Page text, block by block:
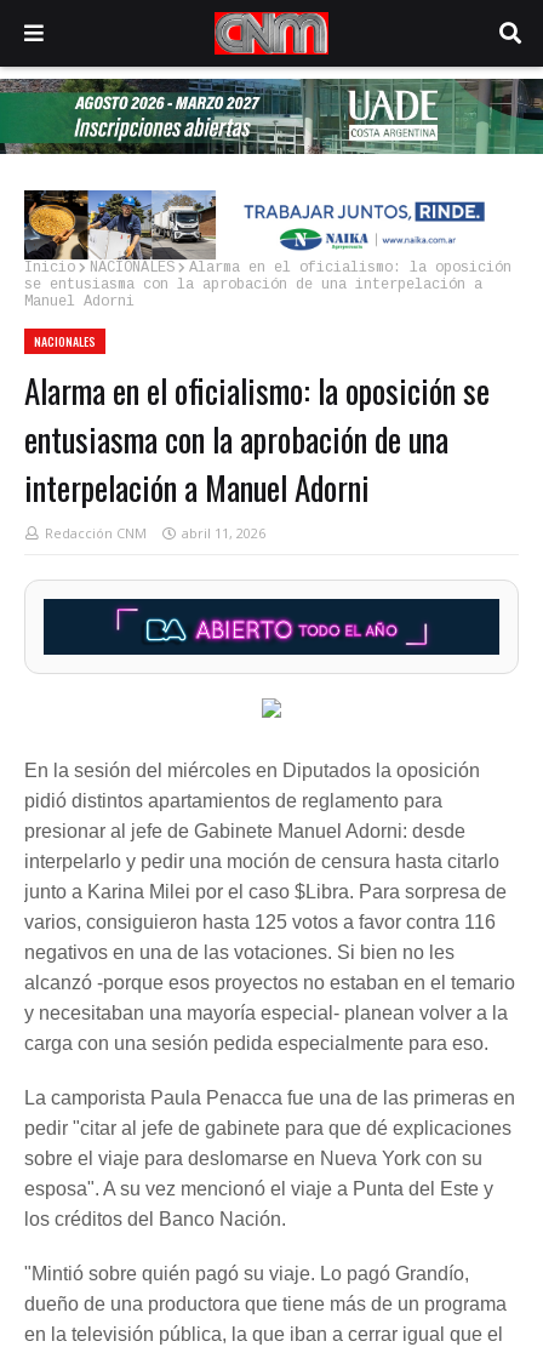
Inicio NACIONALES
Alarma en el oficialismo: la oposición
se entusiasma con la aprobación de una interpelación a
Manuel Adorni
NACIONALES
Alarma en el oficialismo: la oposición se
entusiasma con la aprobación de una
interpelación a Manuel Adorni
Redacción CNM abril 11, 2026
En la sesión del miércoles en Diputados la oposición
pidió distintos apartamientos de reglamento para
presionar al jefe de Gabinete Manuel Adorni: desde
interpelarlo y pedir una moción de censura hasta citarlo
junto a Karina Milei por el caso $Libra. Para sorpresa de
varios, consiguieron hasta 125 votos a favor contra 116
negativos en una de las votaciones. Si bien no les
alcanzó -porque esos proyectos no estaban en el temario
y necesitaban una mayoría especial- planean volver a la
carga con una sesión pedida especialmente para eso.
La camporista Paula Penacca fue una de las primeras en
pedir "citar al jefe de gabinete para que dé explicaciones
sobre el viaje para deslomarse en Nueva York con su
esposa". A su vez mencionó el viaje a Punta del Este y
los créditos del Banco Nación.
"Mintió sobre quién pagó su viaje. Lo pagó Grandío,
dueño de una productora que tiene más de un programa
en la televisión pública, la que iban a cerrar igual que el